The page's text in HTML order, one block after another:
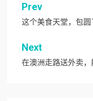
文
章
导
航
Prev
这个美食天堂，包
Next
在澳洲走路送外卖，